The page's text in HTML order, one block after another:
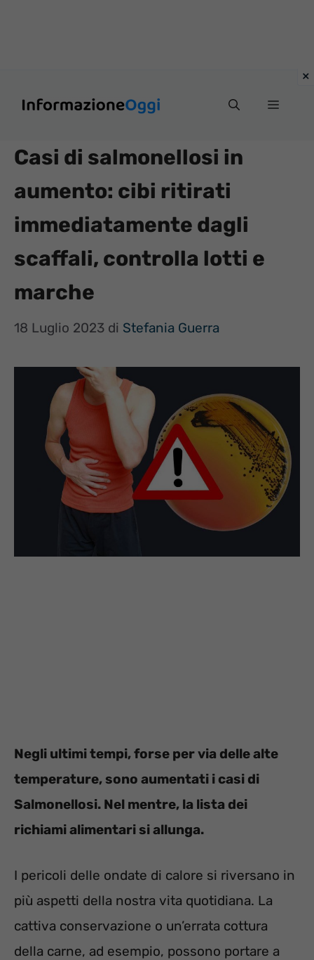
Menu
Casi di salmonellosi in
aumento: cibi ritirati
immediatamente dagli
scaffali, controlla lotti e
marche
18 Luglio 2023 di Stefania Guerra
Negli ultimi tempi, forse per via delle alte
temperature, sono aumentati i casi di
Salmonellosi. Nel mentre, la lista dei
richiami alimentari si allunga.
I pericoli delle ondate di calore si riversano in
più aspetti della nostra vita quotidiana. La
cattiva conservazione o un’errata cottura
della carne, ad esempio, possono portare a